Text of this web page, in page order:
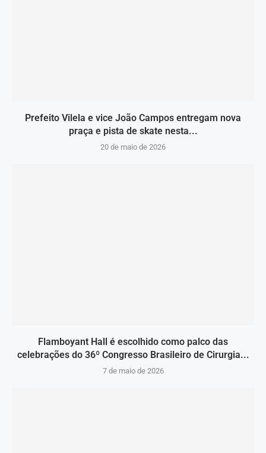
Prefeito Vilela e vice João Campos entregam nova
praça e pista de skate nesta...
20 de maio de 2026
Flamboyant Hall é escolhido como palco das
celebrações do 36º Congresso Brasileiro de Cirurgia...
7 de maio de 2026